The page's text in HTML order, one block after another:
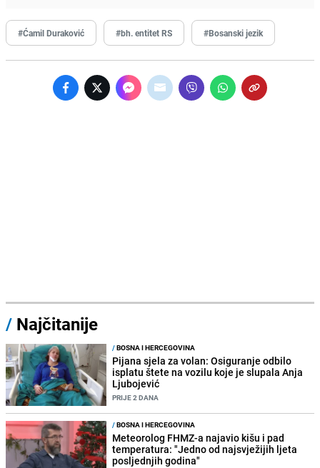
#Ćamil Duraković #bh. entitet RS #Bosanski jezik
/ Najčitanije
/BOSNA I HERCEGOVINA
Pijana sjela za volan: Osiguranje odbilo
isplatu štete na vozilu koje je slupala Anja
Ljubojević
PRIJE 2 DANA
/BOSNA I HERCEGOVINA
Meteorolog FHMZ-a najavio kišu i pad
temperatura: "Jedno od najsvježijih ljeta
posljednjih godina"